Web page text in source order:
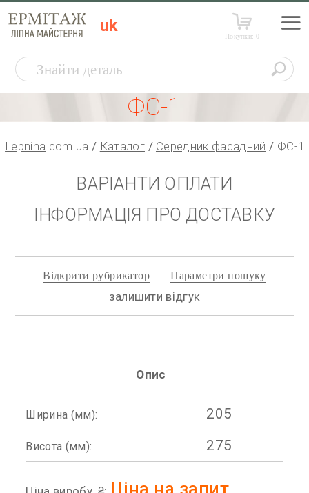
uk
Покупки:0
ФС-1
Lepnina.com.ua Каталог Середник фасадний ФС-1
ВАРІАНТИ ОПЛАТИ
ІНФОРМАЦІЯ ПРО ДОСТАВКУ
залишити відгук
Відкрити рубрикатор Параметри пошуку
Опис
Ширина (мм): 205
Висота (мм): 275